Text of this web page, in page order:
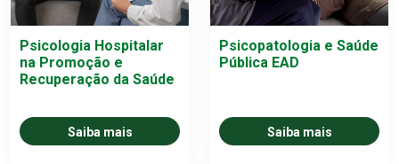
Psicologia Hospitalar
na Promoção e
Recuperação da Saúde
Saiba mais
Psicopatologia e Saúde
Pública EAD
Saiba mais